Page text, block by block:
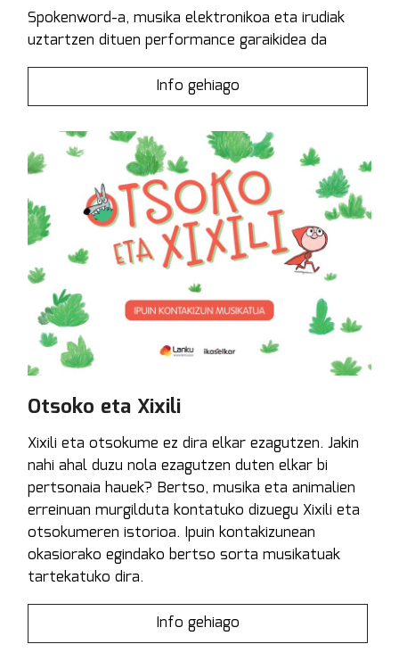
Spokenword-a, musika elektronikoa eta irudiak
uztartzen dituen performance garaikidea da
Info gehiago
Otsoko eta Xixili
Xixili eta otsokume ez dira elkar ezagutzen. Jakin
nahi ahal duzu nola ezagutzen duten elkar bi
pertsonaia hauek? Bertso, musika eta animalien
erreinuan murgilduta kontatuko dizuegu Xixili eta
otsokumeren istorioa. Ipuin kontakizunean
okasiorako egindako bertso sorta musikatuak
tartekatuko dira.
Info gehiago